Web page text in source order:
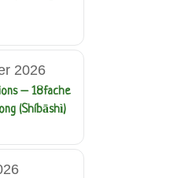
2026
– 18fache
(Shíbāshì)